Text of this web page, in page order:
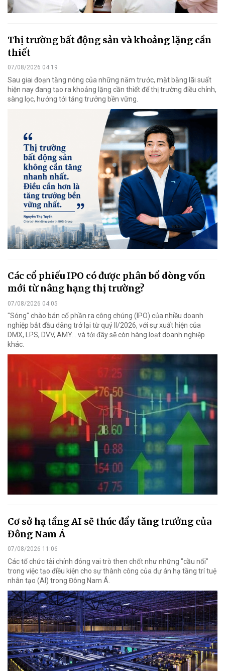
Thị trường bất động sản và khoảng lặng cần
thiết
07/08/2026 04:19
Sau giai đoạn tăng nóng của những năm trước, mặt bằng lãi suất
hiện nay đang tạo ra khoảng lặng cần thiết để thị trường điều chỉnh,
sàng lọc, hướng tới tăng trưởng bền vững.
Các cổ phiếu IPO có được phân bổ dòng vốn
mới từ nâng hạng thị trường?
07/08/2026 04:05
"Sóng" chào bán cổ phần ra công chúng (IPO) của nhiều doanh
nghiệp bắt đầu dâng trở lại từ quý II/2026, với sự xuất hiện của
DMX, LPS, DVV, AMY... và tới đây sẽ còn hàng loạt doanh nghiệp
khác.
Cơ sở hạ tầng AI sẽ thúc đẩy tăng trưởng của
Đông Nam Á
07/08/2026 11:06
Các tổ chức tài chính đóng vai trò then chốt như những "cầu nối"
trong việc tạo điều kiện cho sự thành công của dự án hạ tầng trí tuệ
nhân tạo (AI) trong Đông Nam Á.